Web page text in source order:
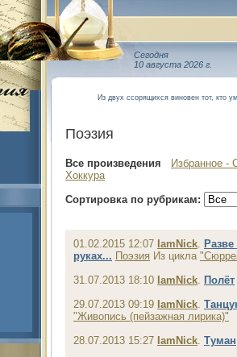
Сегодня
10 августа 2026 г.
Из двух ссорящихся виновен тот, кто
Поэзия
Все произведения
Избранное -
Хоккура
Сортировка по рубрикам:
01.02.2015 12:07 IamNick.
руках... Поэзия Из цикла
31.07.2013 18:10 IamNick. Полёт
29.07.2013 09:19 IamNick.
"Живопись (пейзажная лирика)"
28.07.2013 15:27 IamNick. Туман